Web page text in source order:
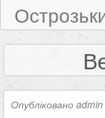
Опубліковано admin